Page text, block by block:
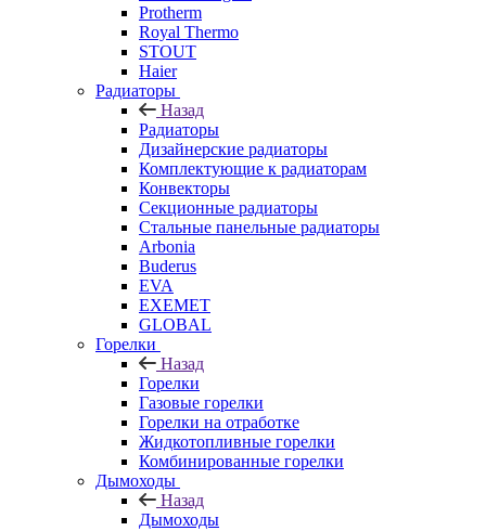
Protherm
Royal Thermo
STOUT
Haier
Радиаторы
Назад
Радиаторы
Дизайнерские радиаторы
Комплектующие к радиаторам
Конвекторы
Секционные радиаторы
Стальные панельные радиаторы
Arbonia
Buderus
EVA
EXEMET
GLOBAL
Горелки
Назад
Горелки
Газовые горелки
Горелки на отработке
Жидкотопливные горелки
Комбинированные горелки
Дымоходы
Назад
Дымоходы